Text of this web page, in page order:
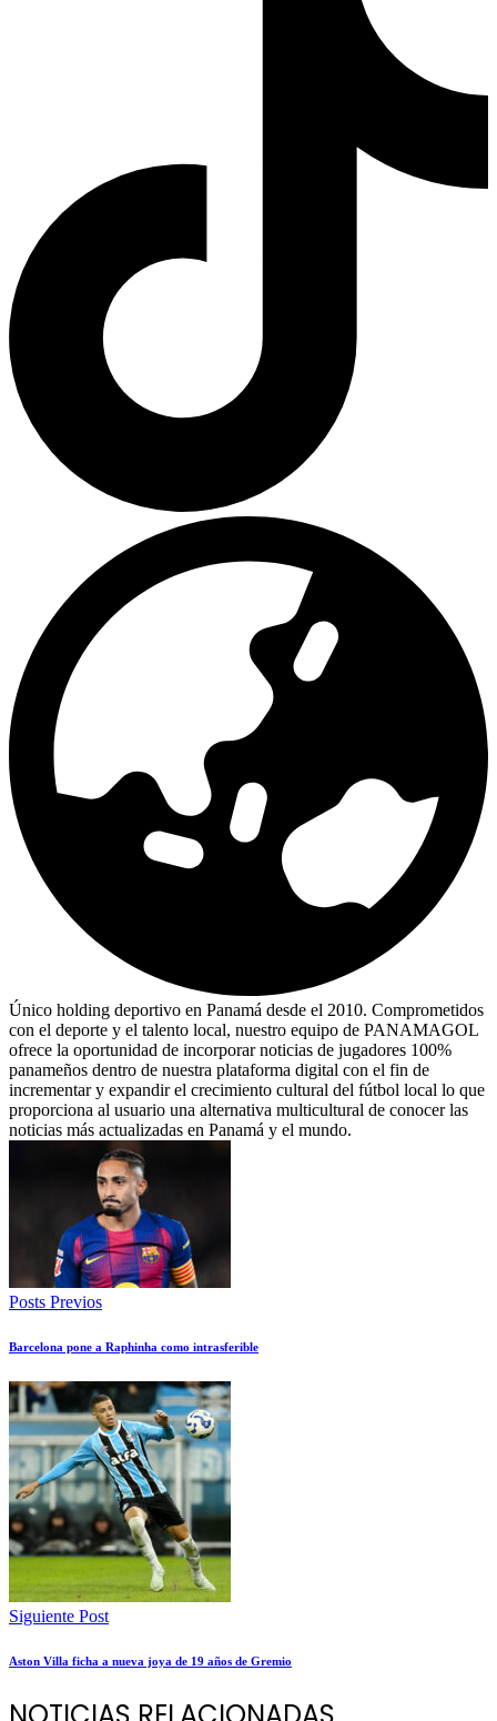
Único holding deportivo en Panamá desde el 2010. Comprometidos
con el deporte y el talento local, nuestro equipo de PANAMAGOL
ofrece la oportunidad de incorporar noticias de jugadores 100%
panameños dentro de nuestra plataforma digital con el fin de
incrementar y expandir el crecimiento cultural del fútbol local lo que
proporciona al usuario una alternativa multicultural de conocer las
noticias más actualizadas en Panamá y el mundo.
Posts Previos
Barcelona pone a Raphinha como intrasferible
Siguiente Post
Aston Villa ficha a nueva joya de 19 años de Gremio